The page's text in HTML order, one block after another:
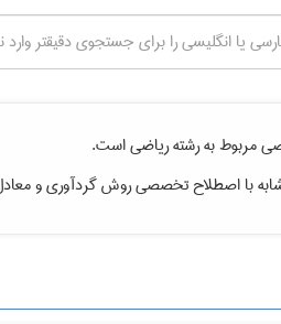
مربوط به رشتهرياضیاست.
با اصطلاح تخصصیروش گردآوریو